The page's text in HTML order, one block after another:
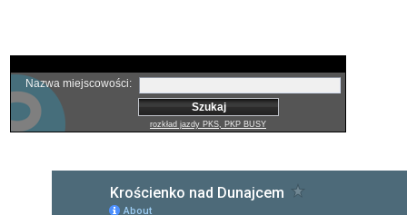
Nazwa miejscowości:
rozkład jazdy PKS, PKP BUSY